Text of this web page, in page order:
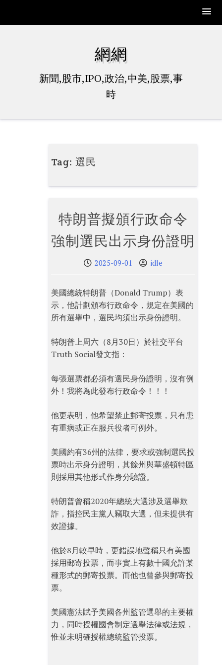
網網
新聞,股市,IPO,政治,中美,股票,事
時
Tag:選民
特朗普擬頒行政命令
強制選民出示身份證明
2025-09-01 idle
美國總統特朗普（Donald Trump）表
示，他計劃頒布行政命令，規定在美國的
所有選舉中，選民均須出示身份證明。
特朗普上周六（8月30日）於社交平台
Truth Social發文指：
每張選票都必須有選民身份證明，沒有例
外！我將為此發布行政命令！！！
他更表明，他​​希望禁止郵寄投票，只有患
有重病或正在服兵役者可例外。
美國約有36州的法律，要求或強制選民投
票時出示身分證明，其餘州與華盛頓特區
則採用其他形式作身分驗證。
特朗普曾稱2020年總統大選涉及選舉欺
詐，指控民主黨人竊取大選，但未提供有
效證據。
他於8月較早時，更錯誤地聲稱只有美國
採用郵寄投票，而事實上有數十國允許某
種形式的郵寄投票。而他也曾參與郵寄投
票。
美國憲法賦予美國各州監管選舉的主要權
力，同時授權國會制定選舉法律或法規，
惟並未明確授權總統監管投票。